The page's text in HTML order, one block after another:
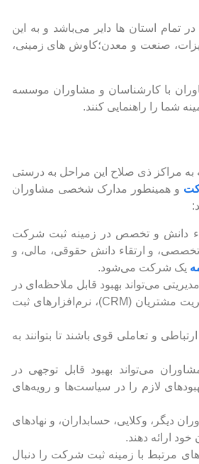
تمام استان ها دایر می‌باشد و به این
صنعت و معدن؛کاوش های زمینی،
با کارشناسان و مشاوران موسسه
شما را راهنمایی کنند.
به مراکز ذی صلاح این مراحل به درستی
و همینطور مدارک شخصی مشاوران
دانش و تخصص در زمینه ثبت شرکت
و ارتقاء دانش حقوقی، مالی، و
یک شرکت می‌شود.
می‌تواند بهبود قابل ملاحظه‌ای در
عملکرد مشاوران داشته باشد. این شامل استفاده از سیستم‌های مدیریت مشتریان (CRM)، نرم‌افزارهای ثبت
و تعاملی قوی باشند تا بتوانند به
می‌تواند بهبود قابل توجهی در
لازم را در سیاست‌ها و رویه‌های
دیگر، وکلایی، حسابداران، و نهادهای
ارائه دهند.
مرتبط با زمینه ثبت شرکت را دنبال